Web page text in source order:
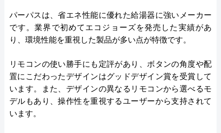
パーパスは、省エネ性能に優れた給湯器に強いメーカー
です。業界で初めてエコジョーズを発売した実績があ
り、環境性能を重視した製品が多い点が特徴です。
リモコンの使い勝手にも定評があり、ボタンの角度や配
置にこだわったデザインはグッドデザイン賞を受賞して
います。また、デザインの異なるリモコンから選べるモ
デルもあり、操作性を重視するユーザーから支持されて
います。